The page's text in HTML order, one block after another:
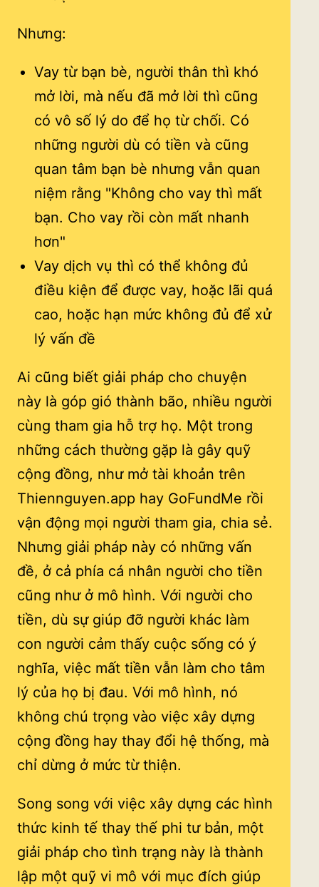
Nhưng:
Vay từ bạn bè, người thân thì khó
mở lời, mà nếu đã mở lời thì cũng
có vô số lý do để họ từ chối. Có
những người dù có tiền và cũng
quan tâm bạn bè nhưng vẫn quan
niệm rằng "Không cho vay thì mất
bạn. Cho vay rồi còn mất nhanh
hơn"
Vay dịch vụ thì có thể không đủ
điều kiện để được vay, hoặc lãi quá
cao, hoặc hạn mức không đủ để xử
lý vấn đề
Ai cũng biết giải pháp cho chuyện
này là góp gió thành bão, nhiều người
cùng tham gia hỗ trợ họ. Một trong
những cách thường gặp là gây quỹ
cộng đồng, như mở tài khoản trên
Thiennguyen.app hay GoFundMe rồi
vận động mọi người tham gia, chia sẻ.
Nhưng giải pháp này có những vấn
đề, ở cả phía cá nhân người cho tiền
cũng như ở mô hình. Với người cho
tiền, dù sự giúp đỡ người khác làm
con người cảm thấy cuộc sống có ý
nghĩa, việc mất tiền vẫn làm cho tâm
lý của họ bị đau. Với mô hình, nó
không chú trọng vào việc xây dựng
cộng đồng hay thay đổi hệ thống, mà
chỉ dừng ở mức từ thiện.
Song song với việc xây dựng các hình
thức kinh tế thay thế phi tư bản, một
giải pháp cho tình trạng này là thành
lập một quỹ vi mô với mục đích giúp